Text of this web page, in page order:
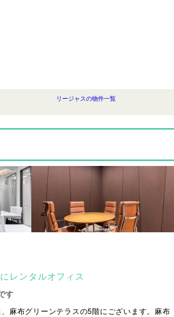
リージャスの物件一覧
レンタルオフィス
す
麻布グリーンテラスの5階にございます。麻布